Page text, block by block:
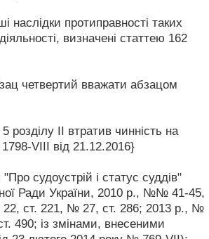
наслідки протиправності таких
визначені статтею 162
четвертий вважати абзацом
розділу II втратив чинність на
VIII від 21.12.2016}
судоустрій і статус суддів"
Ради України, 2010 р., №№ 41-45,
ст. 221, № 27, ст. 286; 2013 р., №
490; із змінами, внесеними